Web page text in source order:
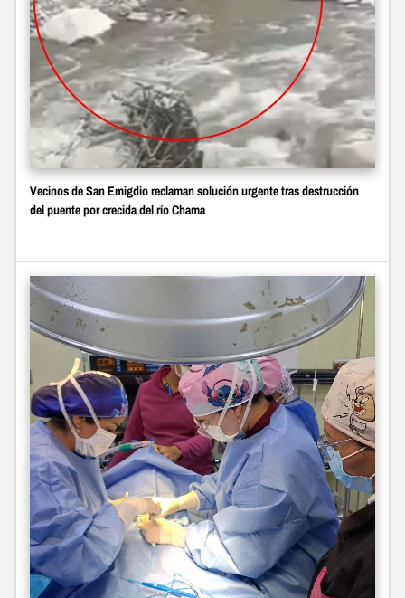
Vecinos de San Emigdio reclaman solución urgente tras destrucción
del puente por crecida del río Chama